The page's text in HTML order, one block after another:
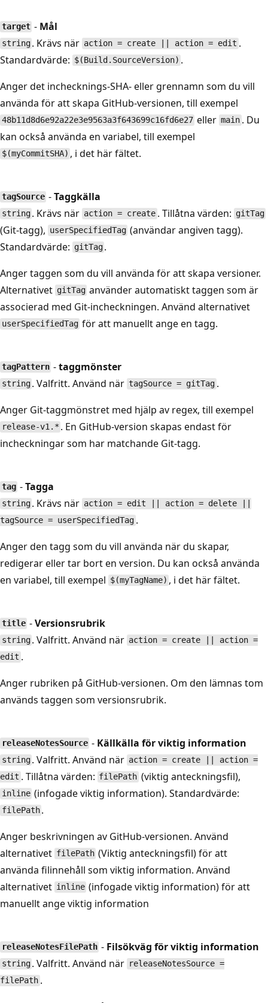
target - Mål
string . Krävs när action = create || action = edit .
Standardvärde: $(Build.SourceVersion) .
Anger det inchecknings-SHA- eller grennamn som du vill
använda för att skapa GitHub-versionen, till exempel
48b11d8d6e92a22e3e9563a3f643699c16fd6e27 ellermain. Du
kan också använda en variabel, till exempel
$(myCommitSHA) , i det här fältet.
tagSource -Taggkälla
string . Krävs när action = create . Tillåtna värden: gitTag
(Git-tagg), userSpecifiedTag (användar angiven tagg).
Standardvärde: gitTag .
Anger taggen som du vill använda för att skapa versioner.
Alternativet gitTag använder automatiskt taggen som är
associerad med Git-incheckningen. Använd alternativet
userSpecifiedTag för att manuellt ange en tagg.
tagPattern -taggmönster
string . Valfritt. Använd när tagSource = gitTag .
Anger Git-taggmönstret med hjälp av regex, till exempel
release-v1.* . En GitHub-version skapas endast för
incheckningar som har matchande Git-tagg.
tag -Tagga
string . Krävs när action = edit || action = delete ||
tagSource = userSpecifiedTag .
Anger den tagg som du vill använda när du skapar,
redigerar eller tar bort en version. Du kan också använda
en variabel, till exempel $(myTagName) , i det här fältet.
title -Versionsrubrik
string . Valfritt. Använd när action = create || action =
edit .
Anger rubriken på GitHub-versionen. Om den lämnas tom
används taggen som versionsrubrik.
releaseNotesSource - Källkälla för viktig information
string . Valfritt. Använd när action = create || action =
edit . Tillåtna värden: filePath (viktig anteckningsfil),
inline (infogade viktig information). Standardvärde:
filePath .
Anger beskrivningen av GitHub-versionen. Använd
alternativet filePath (Viktig anteckningsfil) för att
använda filinnehåll som viktig information. Använd
alternativet inline (infogade viktig information) för att
manuellt ange viktig information
releaseNotesFilePath - Filsökväg för viktig information
string . Valfritt. Använd när releaseNotesSource =
filePath .